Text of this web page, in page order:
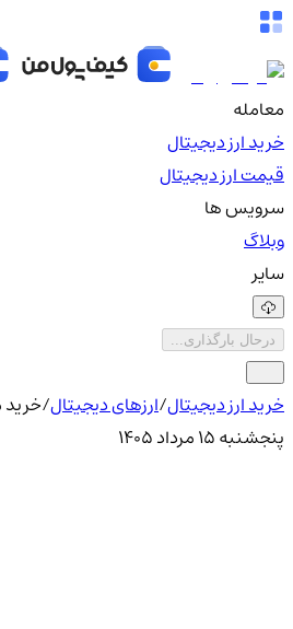
معامله
خرید ارز دیجیتال
قیمت ارز دیجیتال
سرویس ها
وبلاگ
سایر
درحال بارگذاری...
خرید ارز دیجیتال/ارزهای دیجیتال/خرید
پنجشنبه ۱۵ مرداد ۱۴۰۵